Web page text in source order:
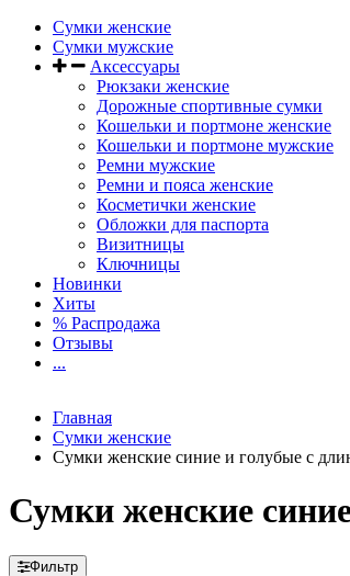
Сумки женские
Сумки мужские
Аксессуары
Рюкзаки женские
Дорожные спортивные сумки
Кошельки и портмоне женские
Кошельки и портмоне мужские
Ремни мужские
Ремни и пояса женские
Косметички женские
Обложки для паспорта
Визитницы
Ключницы
Новинки
Хиты
% Распродажа
Отзывы
...
Главная
Сумки женские
Сумки женские синие и голубые с
Сумки женские
Фильтр